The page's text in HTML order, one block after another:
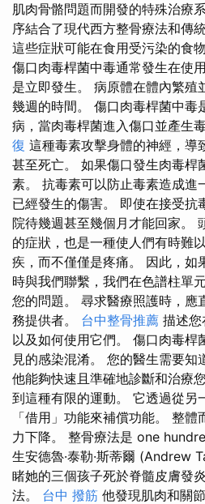
肌肉骨骼問題而開發的特殊治療
序結合了現代西方整骨療法和傳
這些症狀可能在食用受污染的食
傷口肉毒桿菌中毒通常發生在使
是立即發生。 病原體在體內繁殖
幾週的時間。 傷口肉毒桿菌中毒
病，當肉毒桿菌進入傷口並產生
復 這種毒素攻擊身體的神經，導
甚至死亡。 如果傷口發生肉毒桿
素。 抗毒素可以防止毒素造成進
已經發生的傷害。 即使在接受抗
院待幾週甚至幾個月才能回家。
的症狀，也是一種使人們有時難
疾，而不僅僅是疼痛。 因此，如
時與我們聯繫，我們在色譜柱單
您的問題。 尋求醫療照護時，應
務提供者。 台中整骨推薦 描述您
以及如何使用它們。 傷口肉毒桿
見的感染混淆。 您的醫生需要知
他能夠快速且準確地診斷和治療
到這種有限的運動。 它透過從另
「借用」功能來補償功能。 整
力下降。 整骨療法是 one
生安德魯·泰勒·斯蒂爾 (Andrew
睹她的三個孩子死於脊髓皮膚發
法。 台中 撥筋 他發現肌肉和關